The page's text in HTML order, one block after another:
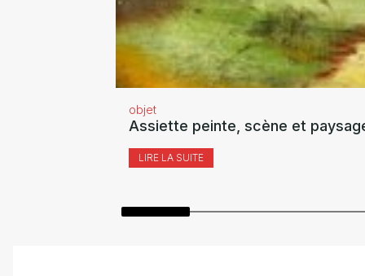
objet
Assiette peinte, scène et
LIRE LA SUITE